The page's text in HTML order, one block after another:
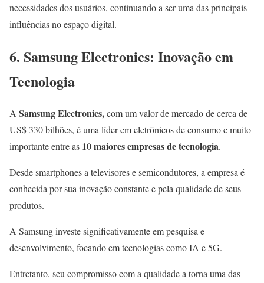
necessidades dos usuários, continuando a ser uma das principais
influências no espaço digital.
6. Samsung Electronics: Inovação em
Tecnologia
A Samsung Electronics,com um valor de mercado de cerca de
US$ 330 bilhões, é uma líder em eletrônicos de consumo e muito
importante entre as 10 maiores empresas de tecnologia.
Desde smartphones a televisores e semicondutores, a empresa é
conhecida por sua inovação constante e pela qualidade de seus
produtos.
A Samsung investe significativamente em pesquisa e
desenvolvimento, focando em tecnologias como IA e 5G.
Entretanto, seu compromisso com a qualidade a torna uma das